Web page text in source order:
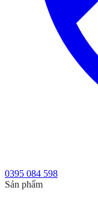
0395 084 598
Sản phẩm